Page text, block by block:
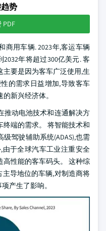
势
商用车辆. 2023年,客运车辆
年将超过300亿美元. 客
要是因为客车广泛使用,生
的需求日益增加,导致客车
新兴经济体。
推动电池技术和连通解决方
端的需求。 将智能技术和
驾驶辅助系统(ADAS),也需
于全球汽车工业注重安全
高性能的客车码头。 这种综
导地位的车辆,对制造商将
产生了影响。